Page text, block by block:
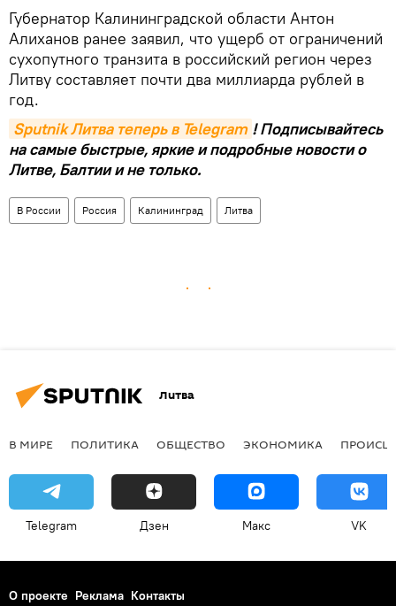
Губернатор Калининградской области Антон
Алиханов ранее заявил, что ущерб от ограничений
сухопутного транзита в российский регион через
Литву составляет почти два миллиарда рублей в
год.
Sputnik Литва теперь в Telegram ! Подписывайтесь
на самые быстрые, яркие и подробные новости о
Литве, Балтии и не только.
В России Россия Калининград Литва
Литва
В МИРЕ ПОЛИТИКА ОБЩЕСТВО ЭКОНОМИКА
Telegram Дзен Макс VK
О проекте Реклама Контакты